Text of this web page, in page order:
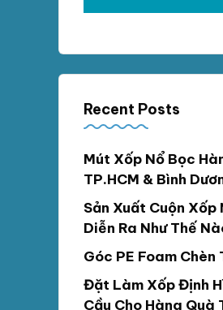
Recent Posts
Mút Xốp Nổ Bọc
TP.HCM & Bình
Sản Xuất Cuộn Xốp
Diễn Ra Như Thế
Góc PE Foam
Đặt Làm Xốp Định
Cầu Cho Hàng Quà